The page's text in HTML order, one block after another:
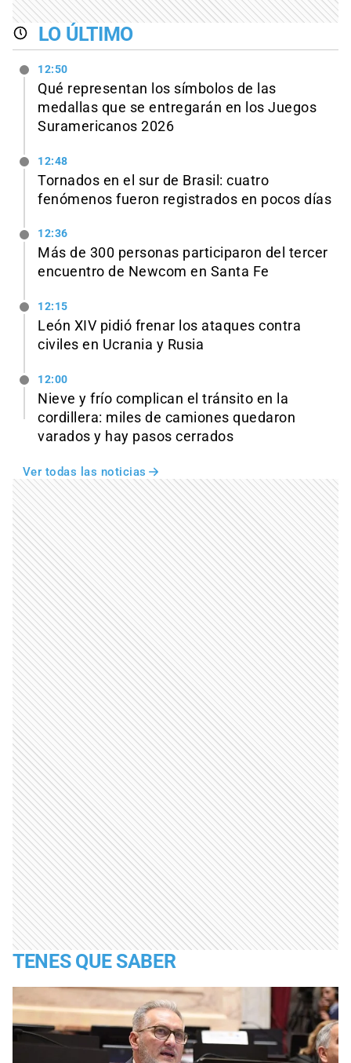
LO ÚLTIMO
12:50
Qué representan los símbolos de las
medallas que se entregarán en los Juegos
Suramericanos 2026
12:48
Tornados en el sur de Brasil: cuatro
fenómenos fueron registrados en pocos días
12:36
Más de 300 personas participaron del tercer
encuentro de Newcom en Santa Fe
12:15
León XIV pidió frenar los ataques contra
civiles en Ucrania y Rusia
12:00
Nieve y frío complican el tránsito en la
cordillera: miles de camiones quedaron
varados y hay pasos cerrados
Ver todas las noticias
TENES QUE SABER